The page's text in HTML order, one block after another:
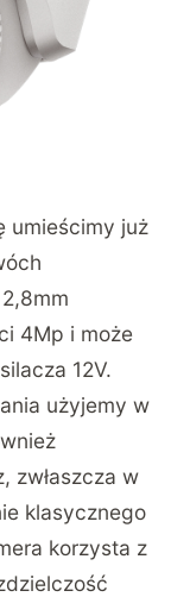
umieścimy już
4Mp i może
12V.
użyjemy w
zwłaszcza w
klasycznego
korzysta z